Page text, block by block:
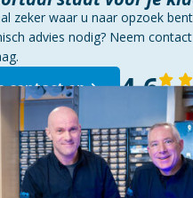
|
DIMBAAR
zeker waar u naar opzoek
advies nodig? Neem
contact op 4,6 143